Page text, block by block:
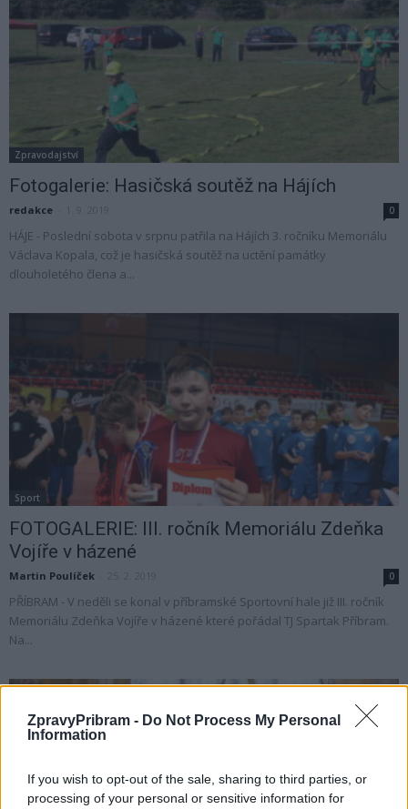
ZpravyPribram - Do Not Process My Personal
Information
If you wish to opt-out of the sale, sharing to third parties, or
processing of your personal or sensitive information for
Zpravodajství
Fotogalerie: Hasičská soutěž na Hájích
redakce 0
HÁJE - Poslední sobota v srpnu patřila na Hájích 3. ročníku Memoriálu
Václava Kopala, což je hasičská soutěž na uctění památky
dlouholetého člena a...
Sport
FOTOGALERIE: III. ročník Memoriálu Zdeňka
Vojíře v házené
Martin Poulíček 0
PŘÍBRAM - V neděli se konal v příbramské Sportovní hale již III. ročník
Memoriálu Zdeňka Vojíře v házené které pořádal TJ Spartak Příbram.
Na...